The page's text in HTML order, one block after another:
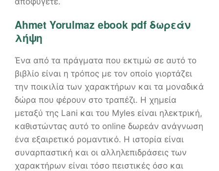
Ahmet Yorulmaz ebook pdf δωρεάν
λήψη
Ένα από τα πράγματα που εκτιμώ σε αυτό το
βιβλίο είναι η τρόπος με τον οποίο γιορτάζει
την ποικιλία των χαρακτήρων και τα μοναδικά
δώρα που φέρουν στο τραπέζι. Η χημεία
μεταξύ της Lani και του Myles είναι ηλεκτρική,
καθιστώντας αυτό το online δωρεάν ανάγνωση
ένα εξαιρετικό ρομαντικό. Η ιστορία είναι
συναρπαστική και οι αλληλεπιδράσεις των
χαρακτήρων είναι τόσο πειστικές όσο και